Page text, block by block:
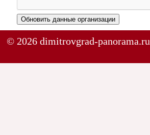
Обновить данные организации
© 2026 dimitrovgrad-panorama.ru